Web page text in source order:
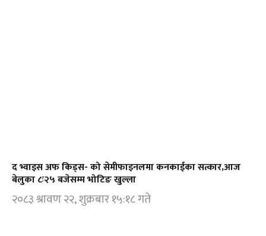
द भ्वाइस अफ किड्स- को सेमीफाइनलमा कनकाईका सत्कार,आज
बेलुका ८ः२५ बजेसम्म भोटिङ खुल्ला
२०८३ श्रावण २२, शुक्रबार १५:१८ गते